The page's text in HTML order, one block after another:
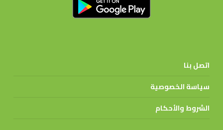
اتصل بنا
سياسة الخصوصية
الشروط والأحكام